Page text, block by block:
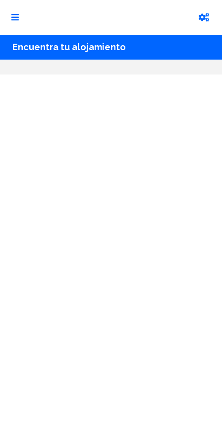
Encuentra tu alojamiento